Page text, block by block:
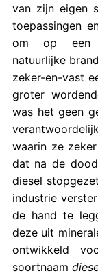
van zijn eigen
toepassingen
om op een
natuurlijke
zeker-en-vast
groter
was het geen
waarin ze
dat na de
diesel
industrie
de hand te
deze uit
ontwikkeld
soortnaam